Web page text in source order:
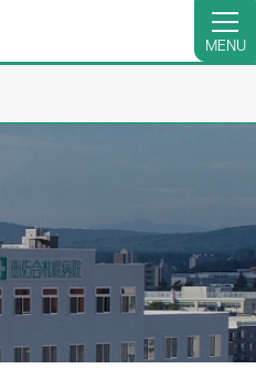
MENU